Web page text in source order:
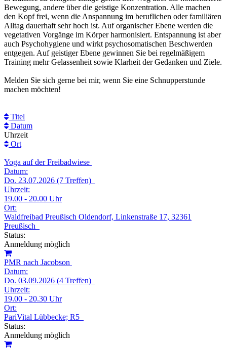
Bewegung, andere über die geistige Konzentration. Alle machen
den Kopf frei, wenn die Anspannung im beruflichen oder familiären
Alltag dauerhaft sehr hoch ist. Auf organischer Ebene werden die
vegetativen Vorgänge im Körper harmonisiert. Entspannung ist aber
auch Psychohygiene und wirkt psychosomatischen Beschwerden
entgegen. Auf geistiger Ebene gewinnen Sie bei regelmäßigem
Training mehr Gelassenheit sowie Klarheit der Gedanken und Ziele.
Melden Sie sich gerne bei mir, wenn Sie eine Schnupperstunde
machen möchten!
Titel
Datum
Uhrzeit
Ort
Yoga auf der Freibadwiese
Datum:
Do. 23.07.2026 (7 Treffen)
Uhrzeit:
19.00 - 20.00 Uhr
Ort:
Waldfreibad Preußisch Oldendorf, Linkenstraße 17, 32361
Preußisch
Status:
Anmeldung möglich
PMR nach Jacobson
Datum:
Do. 03.09.2026 (4 Treffen)
Uhrzeit:
19.00 - 20.30 Uhr
Ort:
PariVital Lübbecke; R5
Status:
Anmeldung möglich